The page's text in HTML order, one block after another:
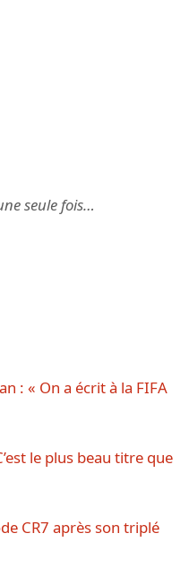
seule fois…
: « On a écrit à la FIFA
le plus beau titre que
CR7 après son triplé